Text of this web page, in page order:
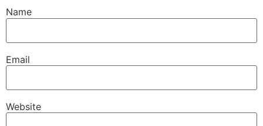
Name
Email
Website